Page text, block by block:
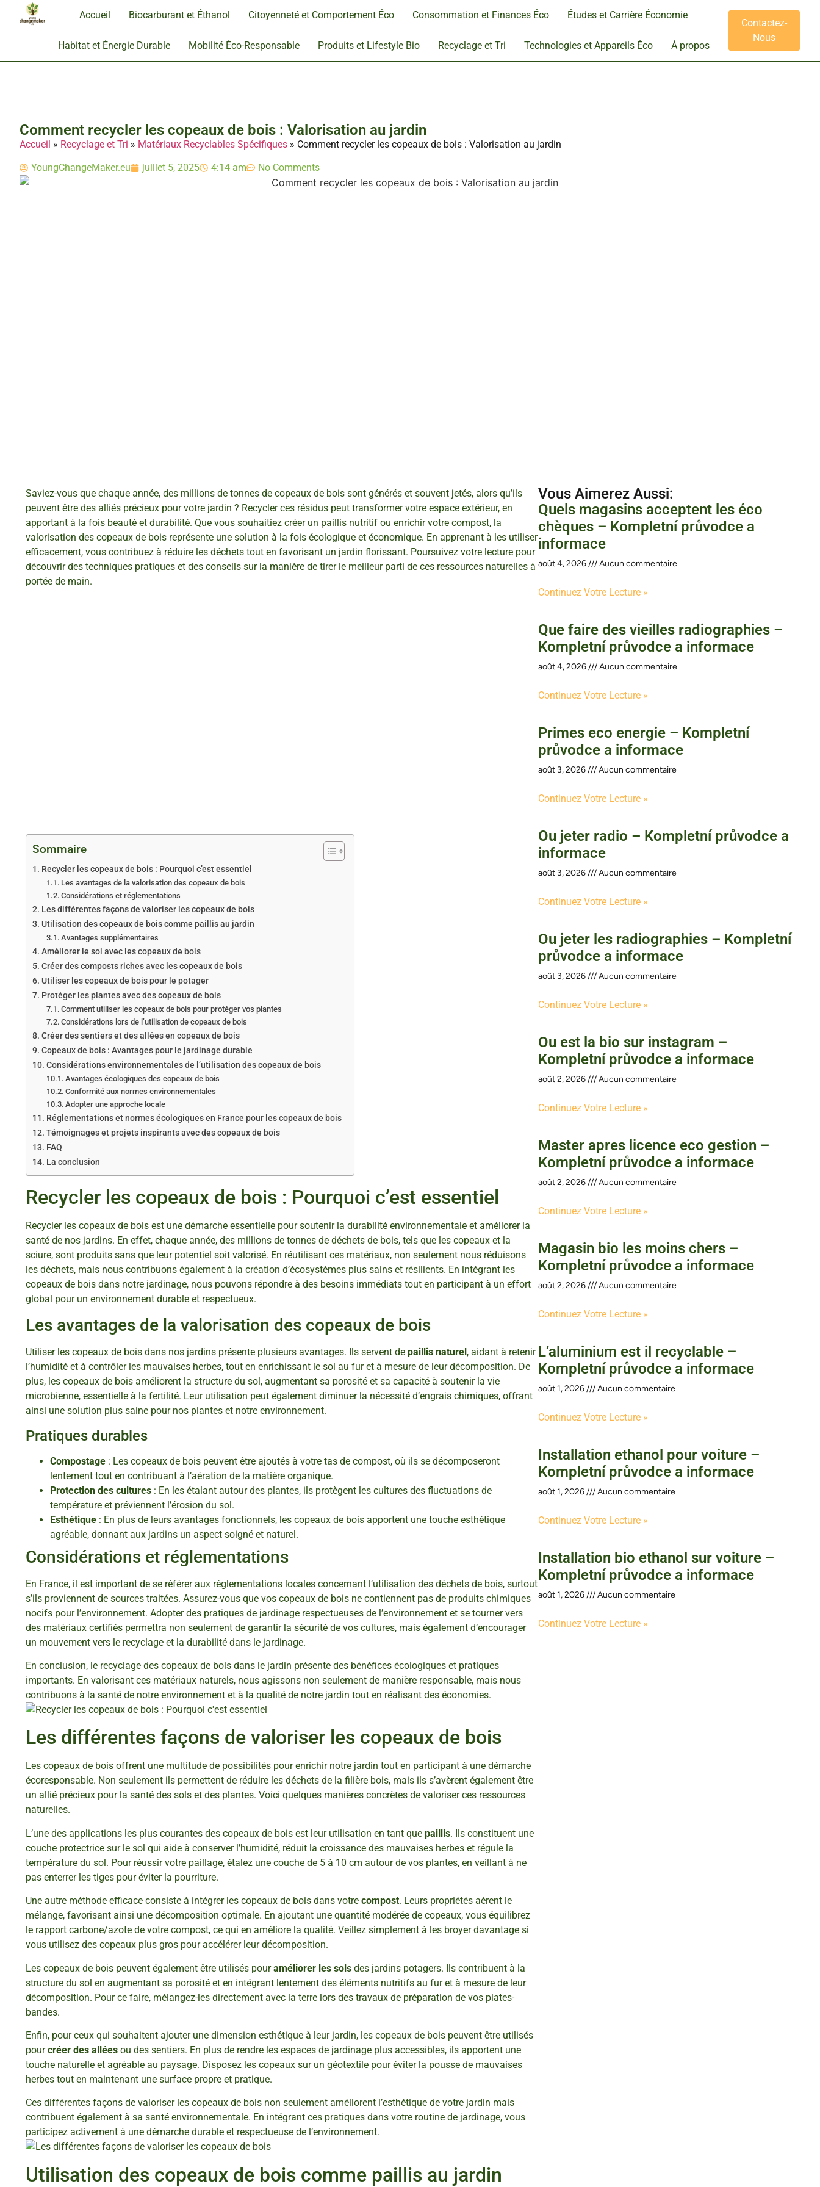
Accueil Biocarburant et Éthanol Citoyenneté et Comportement Éco Consommation et Finances Éco Études et Carrière Économie
Habitat et Énergie Durable Mobilité Éco-Responsable Produits et Lifestyle Bio Recyclage et Tri Technologies et Appareils Éco À propos
Contactez-
Nous
Comment recycler les copeaux de bois : Valorisation au jardin
Accueil » Recyclage et Tri » Matériaux Recyclables Spécifiques » Comment recycler les copeaux de bois : Valorisation au jardin
YoungChangeMaker.eu juillet 5, 2025 4:14 am No Comments
Saviez-vous que chaque année, des millions de tonnes de copeaux de bois sont générés et souvent jetés, alors qu’ils
peuvent être des alliés précieux pour votre jardin ? Recycler ces résidus peut transformer votre espace extérieur, en
apportant à la fois beauté et durabilité. Que vous souhaitiez créer un paillis nutritif ou enrichir votre compost, la
valorisation des copeaux de bois représente une solution à la fois écologique et économique. En apprenant à les utiliser
efficacement, vous contribuez à réduire les déchets tout en favorisant un jardin florissant. Poursuivez votre lecture pour
découvrir des techniques pratiques et des conseils sur la manière de tirer le meilleur parti de ces ressources naturelles à
portée de main.
Sommaire
Recycler les copeaux de bois : Pourquoi c’est essentiel
Les avantages de la valorisation des copeaux de bois
Considérations et réglementations
Les différentes façons de valoriser les copeaux de bois
Utilisation des copeaux de bois comme paillis au jardin
Avantages supplémentaires
Améliorer le sol avec les copeaux de bois
Créer des composts riches avec les copeaux de bois
Utiliser les copeaux de bois pour le potager
Protéger les plantes avec des copeaux de bois
Comment utiliser les copeaux de bois pour protéger vos plantes
Considérations lors de l’utilisation de copeaux de bois
Créer des sentiers et des allées en copeaux de bois
Copeaux de bois : Avantages pour le jardinage durable
Considérations environnementales de l’utilisation des copeaux de bois
Avantages écologiques des copeaux de bois
Conformité aux normes environnementales
Adopter une approche locale
Réglementations et normes écologiques en France pour les copeaux de bois
Témoignages et projets inspirants avec des copeaux de bois
FAQ
La conclusion
Recycler les copeaux de bois : Pourquoi c’est essentiel
Recycler les copeaux de bois est une démarche essentielle pour soutenir la durabilité environnementale et améliorer la
santé de nos jardins. En effet, chaque année, des millions de tonnes de déchets de bois, tels que les copeaux et la
sciure, sont produits sans que leur potentiel soit valorisé. En réutilisant ces matériaux, non seulement nous réduisons
les déchets, mais nous contribuons également à la création d’écosystèmes plus sains et résilients. En intégrant les
copeaux de bois dans notre jardinage, nous pouvons répondre à des besoins immédiats tout en participant à un effort
global pour un environnement durable et respectueux.
Les avantages de la valorisation des copeaux de bois
Utiliser les copeaux de bois dans nos jardins présente plusieurs avantages. Ils servent de paillis naturel , aidant à retenir
l’humidité et à contrôler les mauvaises herbes, tout en enrichissant le sol au fur et à mesure de leur décomposition. De
plus, les copeaux de bois améliorent la structure du sol, augmentant sa porosité et sa capacité à soutenir la vie
microbienne, essentielle à la fertilité. Leur utilisation peut également diminuer la nécessité d’engrais chimiques, offrant
ainsi une solution plus saine pour nos plantes et notre environnement.
Pratiques durables
Compostage : Les copeaux de bois peuvent être ajoutés à votre tas de compost, où ils se décomposeront
lentement tout en contribuant à l’aération de la matière organique.
Protection des cultures : En les étalant autour des plantes, ils protègent les cultures des fluctuations de
température et préviennent l’érosion du sol.
Esthétique : En plus de leurs avantages fonctionnels, les copeaux de bois apportent une touche esthétique
agréable, donnant aux jardins un aspect soigné et naturel.
Considérations et réglementations
En France, il est important de se référer aux réglementations locales concernant l’utilisation des déchets de bois, surtout
s’ils proviennent de sources traitées. Assurez-vous que vos copeaux de bois ne contiennent pas de produits chimiques
nocifs pour l’environnement. Adopter des pratiques de jardinage respectueuses de l’environnement et se tourner vers
des matériaux certifiés permettra non seulement de garantir la sécurité de vos cultures, mais également d’encourager
un mouvement vers le recyclage et la durabilité dans le jardinage.
En conclusion, le recyclage des copeaux de bois dans le jardin présente des bénéfices écologiques et pratiques
importants. En valorisant ces matériaux naturels, nous agissons non seulement de manière responsable, mais nous
contribuons à la santé de notre environnement et à la qualité de notre jardin tout en réalisant des économies.
Les différentes façons de valoriser les copeaux de bois
Les copeaux de bois offrent une multitude de possibilités pour enrichir notre jardin tout en participant à une démarche
écoresponsable. Non seulement ils permettent de réduire les déchets de la filière bois, mais ils s’avèrent également être
un allié précieux pour la santé des sols et des plantes. Voici quelques manières concrètes de valoriser ces ressources
naturelles.
L’une des applications les plus courantes des copeaux de bois est leur utilisation en tant que paillis. Ils constituent une
couche protectrice sur le sol qui aide à conserver l’humidité, réduit la croissance des mauvaises herbes et régule la
température du sol. Pour réussir votre paillage, étalez une couche de 5 à 10 cm autour de vos plantes, en veillant à ne
pas enterrer les tiges pour éviter la pourriture.
Une autre méthode efficace consiste à intégrer les copeaux de bois dans votre compost. Leurs propriétés aèrent le
mélange, favorisant ainsi une décomposition optimale. En ajoutant une quantité modérée de copeaux, vous équilibrez
le rapport carbone/azote de votre compost, ce qui en améliore la qualité. Veillez simplement à les broyer davantage si
vous utilisez des copeaux plus gros pour accélérer leur décomposition.
Les copeaux de bois peuvent également être utilisés pouraméliorer les sols des jardins potagers. Ils contribuent à la
structure du sol en augmentant sa porosité et en intégrant lentement des éléments nutritifs au fur et à mesure de leur
décomposition. Pour ce faire, mélangez-les directement avec la terre lors des travaux de préparation de vos plates-
bandes.
Enfin, pour ceux qui souhaitent ajouter une dimension esthétique à leur jardin, les copeaux de bois peuvent être utilisés
pourcréer des allées ou des sentiers. En plus de rendre les espaces de jardinage plus accessibles, ils apportent une
touche naturelle et agréable au paysage. Disposez les copeaux sur un géotextile pour éviter la pousse de mauvaises
herbes tout en maintenant une surface propre et pratique.
Ces différentes façons de valoriser les copeaux de bois non seulement améliorent l’esthétique de votre jardin mais
contribuent également à sa santé environnementale. En intégrant ces pratiques dans votre routine de jardinage, vous
participez activement à une démarche durable et respectueuse de l’environnement.
Utilisation des copeaux de bois comme paillis au jardin
Vous Aimerez Aussi :
Quels magasins acceptent les éco
chèques – Kompletní průvodce a
informace
août 4, 2026 Aucun commentaire
Continuez Votre Lecture »
Que faire des vieilles radiographies –
Kompletní průvodce a informace
août 4, 2026 Aucun commentaire
Continuez Votre Lecture »
Primes eco energie – Kompletní
průvodce a informace
août 3, 2026 Aucun commentaire
Continuez Votre Lecture »
Ou jeter radio – Kompletní průvodce a
informace
août 3, 2026 Aucun commentaire
Continuez Votre Lecture »
Ou jeter les radiographies – Kompletní
průvodce a informace
août 3, 2026 Aucun commentaire
Continuez Votre Lecture »
Ou est la bio sur instagram –
Kompletní průvodce a informace
août 2, 2026 Aucun commentaire
Continuez Votre Lecture »
Master apres licence eco gestion –
Kompletní průvodce a informace
août 2, 2026 Aucun commentaire
Continuez Votre Lecture »
Magasin bio les moins chers –
Kompletní průvodce a informace
août 2, 2026 Aucun commentaire
Continuez Votre Lecture »
L’aluminium est il recyclable –
Kompletní průvodce a informace
août 1, 2026 Aucun commentaire
Continuez Votre Lecture »
Installation ethanol pour voiture –
Kompletní průvodce a informace
août 1, 2026 Aucun commentaire
Continuez Votre Lecture »
Installation bio ethanol sur voiture –
Kompletní průvodce a informace
août 1, 2026 Aucun commentaire
Continuez Votre Lecture »